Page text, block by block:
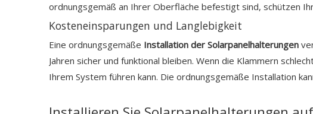
ordnungsgemäß an Ihrer Oberfläche befestigt sind, schützen
Kosteneinsparungen und Langlebigkeit
Eine ordnungsgemäße Installation der Solarpanelhalterungen
Jahren sicher und funktional bleiben. Wenn die Klammern
Ihrem System führen kann. Die ordnungsgemäße Installation